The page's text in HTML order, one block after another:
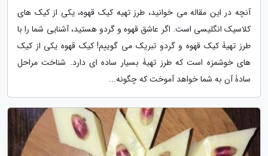
آنچه در این مقاله می خوانید، طرز تهیه کیک قهوه، یکی از کیک های
کلاسیک انگلیسی است. اگر عاشق قهوه و گردو هستید، آشنایی شما را با
طرز تهیۀ کیک قهوه و گردو تبریک می گوییم! کیک قهوه یکی از کیک
های خوشمزه است که طرز تهیۀ بسیار ساده ای دارد. شناخت مراحل
سادۀ آن به شما خواهد آموخت که چگونه...